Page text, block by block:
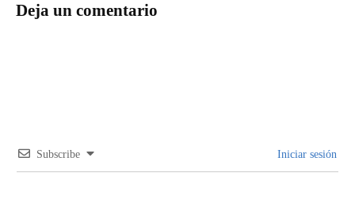
Deja un comentario
Subscribe Iniciar sesión